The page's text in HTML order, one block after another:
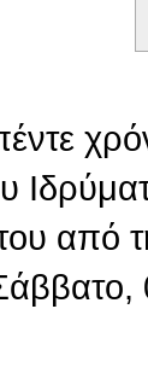
του